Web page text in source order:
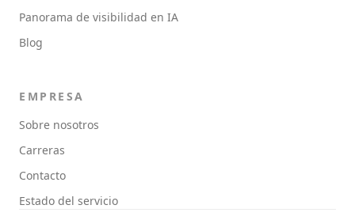
Panorama de visibilidad en IA
Blog
EMPRESA
Sobre nosotros
Carreras
Contacto
Estado del servicio